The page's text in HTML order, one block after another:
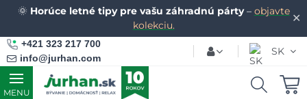
✕
🌞 Horúce letné tipy pre vašu záhradnú párty– objavte
kolekciu.
+421 323 217 700
info@jurhan.com
SK
MENU